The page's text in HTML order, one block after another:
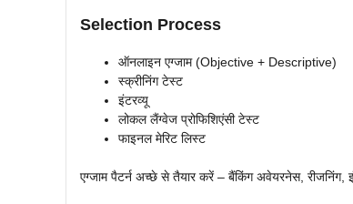
Selection Process
ऑनलाइन एग्जाम (Objective + Descriptive)
स्क्रीनिंग टेस्ट
इंटरव्यू
लोकल लैंग्वेज प्रोफिशिएंसी टेस्ट
फाइनल मेरिट लिस्ट
एग्जाम पैटर्न अच्छे से तैयार करें – बैंकिंग अवेयरनेस, रीजनिंग,